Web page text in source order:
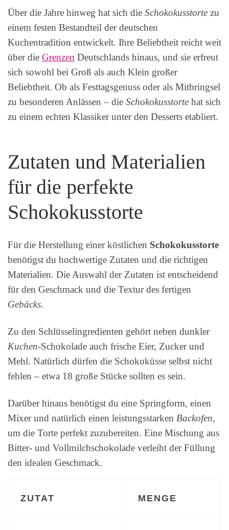
Über die Jahre hinweg hat sich die Schokokusstorte zu
einem festen Bestandteil der deutschen
Kuchentradition entwickelt. Ihre Beliebtheit reicht weit
über die Grenzen Deutschlands hinaus, und sie erfreut
sich sowohl bei Groß als auch Klein großer
Beliebtheit. Ob als Festtagsgenuss oder als Mitbringsel
zu besonderen Anlässen – die Schokokusstorte hat sich
zu einem echten Klassiker unter den Desserts etabliert.
Zutaten und Materialien
für die perfekte
Schokokusstorte
Für die Herstellung einer köstlichen Schokokusstorte
benötigst du hochwertige Zutaten und die richtigen
Materialien. Die Auswahl der Zutaten ist entscheidend
für den Geschmack und die Textur des fertigen
Gebäcks.
Zu den Schlüsselingredienten gehört neben dunkler
Kuchen-Schokolade auch frische Eier, Zucker und
Mehl. Natürlich dürfen die Schokoküsse selbst nicht
fehlen – etwa 18 große Stücke sollten es sein.
Darüber hinaus benötigst du eine Springform, einen
Mixer und natürlich einen leistungsstarken Backofen,
um die Torte perfekt zuzubereiten. Eine Mischung aus
Bitter- und Vollmilchschokolade verleiht der Füllung
den idealen Geschmack.
ZUTAT MENGE